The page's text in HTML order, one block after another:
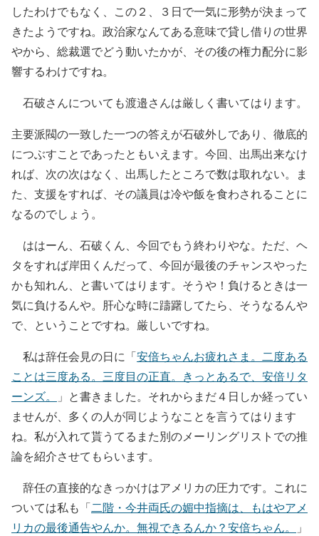
したわけでもなく、この２、３日で一気に形勢が決まって
きたようですね。政治家なんてある意味で貸し借りの世界
やから、総裁選でどう動いたかが、その後の権力配分に影
響するわけですね。
石破さんについても渡邉さんは厳しく書いてはります。
主要派閥の一致した一つの答えが石破外しであり、徹底的
につぶすことであったともいえます。今回、出馬出来なけ
れば、次の次はなく、出馬したところで数は取れない。ま
た、支援をすれば、その議員は冷や飯を食わされることに
なるのでしょう。
ははーん、石破くん、今回でもう終わりやな。ただ、ヘ
タをすれば岸田くんだって、今回が最後のチャンスやった
かも知れん、と書いてはります。そうや！負けるときは一
気に負けるんや。肝心な時に躊躇してたら、そうなるんや
で、ということですね。厳しいですね。
私は辞任会見の日に「安倍ちゃんお疲れさま。二度ある
ことは三度ある。三度目の正直。きっとあるで、安倍リタ
ーンズ。
」と書きました。それからまだ４日しか経ってい
ませんが、多くの人が同じようなことを言うてはります
ね。私が入れて貰うてるまた別のメーリングリストでの推
論を紹介させてもらいます。
辞任の直接的なきっかけはアメリカの圧力です。これに
ついては私も「二階・今井両氏の媚中指摘は、もはやアメ
リカの最後通告やんか。無視できるんか？安倍ちゃん。
」